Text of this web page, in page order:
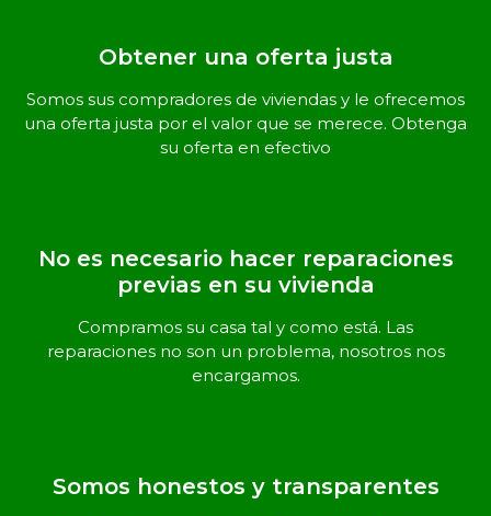
Obtener una oferta justa
Somos sus compradores de viviendas y le ofrecemos
una oferta justa por el valor que se merece. Obtenga
su oferta en efectivo
No es necesario hacer reparaciones
previas en su vivienda
Compramos su casa tal y como está. Las
reparaciones no son un problema, nosotros nos
encargamos.
Somos honestos y transparentes